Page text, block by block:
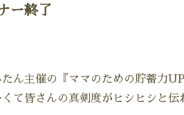
ー終了
ん主催の『ママのための貯蓄力
て皆さんの真剣度がヒシヒシと